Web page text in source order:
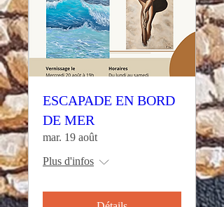
ESCAPADE EN BORD
DE MER
mar. 19 août
Plus d'infos